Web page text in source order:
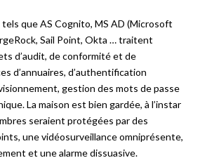
que AS Cognito, MS AD (Microsoft
Sail Point, Okta … traitent
d’audit, de conformité et de
d’annuaires, d’authentification
gestion des mots de passe
La maison est bien gardée, à l’instar
seraient protégées par des
une vidéosurveillance omniprésente,
et une alarme dissuasive.